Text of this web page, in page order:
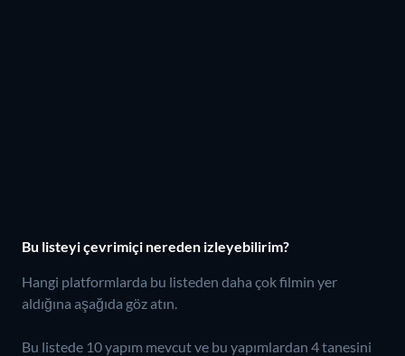
Bu listeyi çevrimiçi nereden izleyebilirim?
Hangi platformlarda bu listeden daha çok filmin yer
aldığına aşağıda göz atın.
Bu listede 10 yapım mevcut ve bu yapımlardan 4 tanesini